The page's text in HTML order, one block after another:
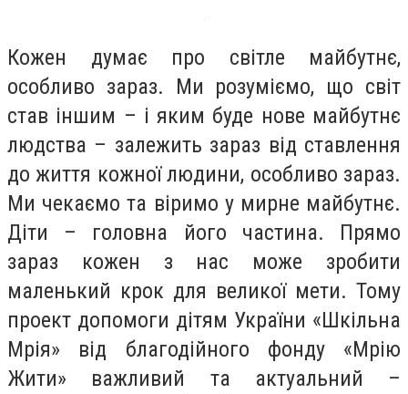
Кожен думає про світле майбутнє,
особливо зараз. Ми розуміємо, що світ
став іншим – і яким буде нове майбутнє
людства – залежить зараз від ставлення
до життя кожної людини, особливо зараз.
Ми чекаємо та віримо у мирне майбутнє.
Діти – головна його частина. Прямо
зараз кожен з нас може зробити
маленький крок для великої мети. Тому
проект допомоги дітям України «Шкільна
Мрія» від благодійного фонду «Мрію
Жити» важливий та актуальний –